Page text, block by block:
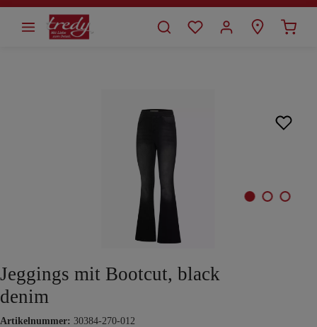
springen
Jeggings mit Bootcut, black
denim
Artikelnummer: 30384-270-012